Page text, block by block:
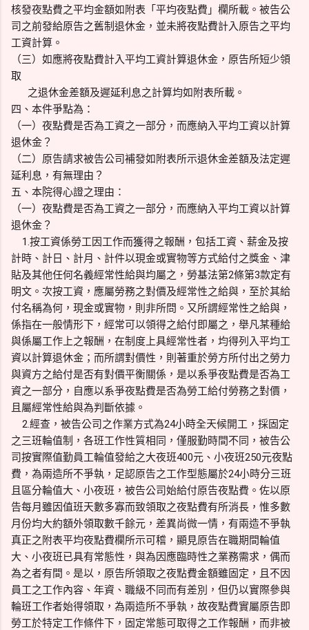
核發夜點費之平均金額如附表「平均夜點費」欄所載。被告公
司之前發給原告之舊制退休金，並未將夜點費計入原告之平均
工資計算。
（三）如應將夜點費計入平均工資計算退休金，原告所短少領
取
之退休金差額及遲延利息之計算均如附表所載。
四、本件爭點為：
（一）夜點費是否為工資之一部分，而應納入平均工資以計算
退休金？
（二）原告請求被告公司補發如附表所示退休金差額及法定遲
延利息，有無理由？
五、本院得心證之理由：
（一）夜點費是否為工資之一部分，而應納入平均工資以計算
退休金？
1.按工資係勞工因工作而獲得之報酬，包括工資、薪金及按
計時、計日、計月、計件以現金或實物等方式給付之獎金、津
貼及其他任何名義經常性給與均屬之，勞基法第2條第3款定有
明文。次按工資，應屬勞務之對價及經常性之給與，至於其給
付名稱為何，現金或實物，則非所問。又所謂經常性之給與，
係指在一般情形下，經常可以領得之給付即屬之，舉凡某種給
與係屬工作上之報酬，在制度上具經常性者，均得列入平均工
資以計算退休金；而所謂對價性，則著重於勞方所付出之勞力
與資方之給付是否有對價平衡關係，是以系爭夜點費是否為工
資之一部分，自應以系爭夜點費是否為勞工給付勞務之對價，
且屬經常性給與為判斷依據。
2.經查，被告公司之作業方式為24小時全天候開工，採固定
之三班輪值制，各班工作性質相同，僅服勤時間不同，被告公
司按實際值勤員工輪值發給之大夜班400元、小夜班250元夜點
費，為兩造所不爭執，足認原告之工作型態屬於24小時分三班
且區分輪值大、小夜班，被告公司始給付原告夜點費。佐以原
告每月雖因值班天數多寡而致領取之夜點費有所消長，惟多數
月份均大約額外領取數千餘元，差異尚微一情，有兩造不爭執
真正之附表平均夜點費欄所示可稽，顯見原告在職期間輪值
大、小夜班已具有常態性，與為因應臨時性之業務需求，偶而
為之者有間。是以，原告所領取之夜點費金額雖固定，且不因
員工之工作內容、年資、職級不同而有差別，但仍以實際參與
輪班工作者始得領取，為兩造所不爭執，故夜點費實屬原告即
勞工於特定工作條件下，固定常態可取得之工作報酬，而非被